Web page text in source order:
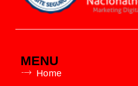
MENU
Home